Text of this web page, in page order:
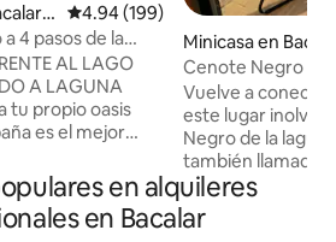
L Calificación promedio: 4.94 de
4.94 (199)
4 pasos de la
AL LAGO
A LAGUNA
es el mejor
tres villas en
al lago, sentirás
Minicasa en
Cenote Negro
conocido como
Vuelve a
este lugar
Negro de la
también llamado
cerca del borde
aire
cocina con
en alquileres
en Bacalar